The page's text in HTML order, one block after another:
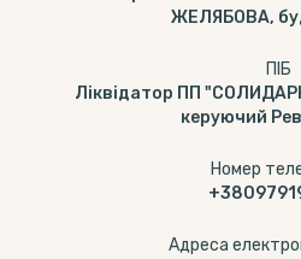
ЖЕЛЯБОВА,
ПІБ
Ліквідатор ПП
керуючий
Номер
Адреса